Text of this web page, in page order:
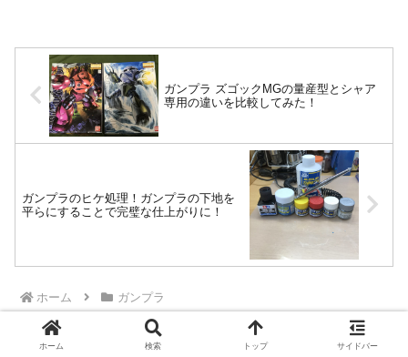
ガンプラ ズゴックMGの量産型とシャア
専用の違いを比較してみた！
ガンプラのヒケ処理！ガンプラの下地を
平らにすることで完璧な仕上がりに！
ホーム ガンプラ
ホーム 検索 トップ サイドバー